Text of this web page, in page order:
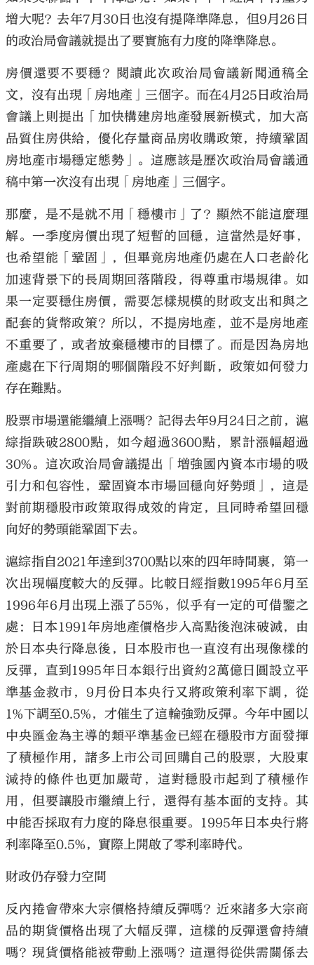
增大呢？去年7月30日也沒有提降準降息，但9月26日
的政治局會議就提出了要實施有力度的降準降息。
房價還要不要穩？閱讀此次政治局會議新聞通稿全
文，沒有出現「房地產」三個字。而在4月25日政治局
會議上則提出「加快構建房地產發展新模式，加大高
品質住房供給，優化存量商品房收購政策，持續鞏固
房地產市場穩定態勢」。這應該是歷次政治局會議通
稿中第一次沒有出現「房地產」三個字。
那麼，是不是就不用「穩樓市」了？顯然不能這麼理
解。一季度房價出現了短暫的回穩，這當然是好事，
也希望能「鞏固」，但畢竟房地產仍處在人口老齡化
加速背景下的長周期回落階段，得尊重市場規律。如
果一定要穩住房價，需要怎樣規模的財政支出和與之
配套的貨幣政策？所以，不提房地產，並不是房地產
不重要了，或者放棄穩樓市的目標了。而是因為房地
產處在下行周期的哪個階段不好判斷，政策如何發力
存在難點。
股票市場還能繼續上漲嗎？記得去年9月24日之前，滬
綜指跌破2800點，如今超過3600點，累計漲幅超過
30%。這次政治局會議提出「增強國內資本市場的吸
引力和包容性，鞏固資本市場回穩向好勢頭」，這是
對前期穩股市政策取得成效的肯定，且同時希望回穩
向好的勢頭能鞏固下去。
滬綜指自2021年達到3700點以來的四年時間裏，第一
次出現幅度較大的反彈。比較日經指數1995年6月至
1996年6月出現上漲了55%，似乎有一定的可借鑒之
處：日本1991年房地產價格步入高點後泡沫破滅，由
於日本央行降息後，日本股市也一直沒有出現像樣的
反彈，直到1995年日本銀行出資約2萬億日圓設立平
準基金救市，9月份日本央行又將政策利率下調，從
1%下調至0.5%，才催生了這輪強勁反彈。今年中國以
中央匯金為主導的類平準基金已經在穩股市方面發揮
了積極作用，諸多上市公司回購自己的股票，大股東
減持的條件也更加嚴苛，這對穩股市起到了積極作
用，但要讓股市繼續上行，還得有基本面的支持。其
中能否採取有力度的降息很重要。1995年日本央行將
利率降至0.5%，實際上開啟了零利率時代。
財政仍存發力空間
反內捲會帶來大宗價格持續反彈嗎？近來諸多大宗商
品的期貨價格出現了大幅反彈，這樣的反彈還會持續
嗎？現貨價格能被帶動上漲嗎？這還得從供需關係去